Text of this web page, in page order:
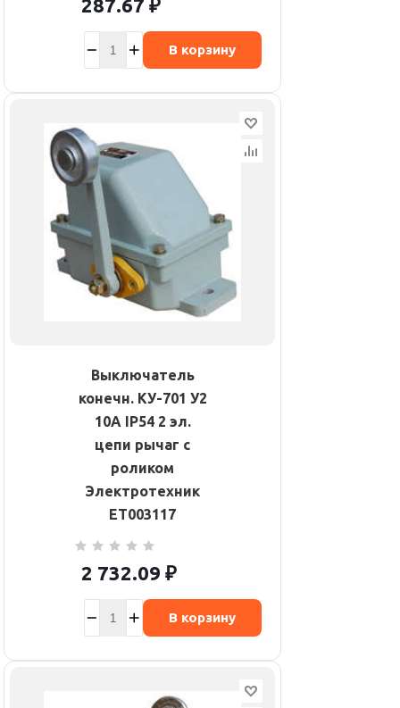
287.67 ₽
В корзину
Выключатель
конечн. КУ-701 У2
10А IP54 2 эл.
цепи рычаг с
роликом
Электротехник
ET003117
2 732.09 ₽
В корзину